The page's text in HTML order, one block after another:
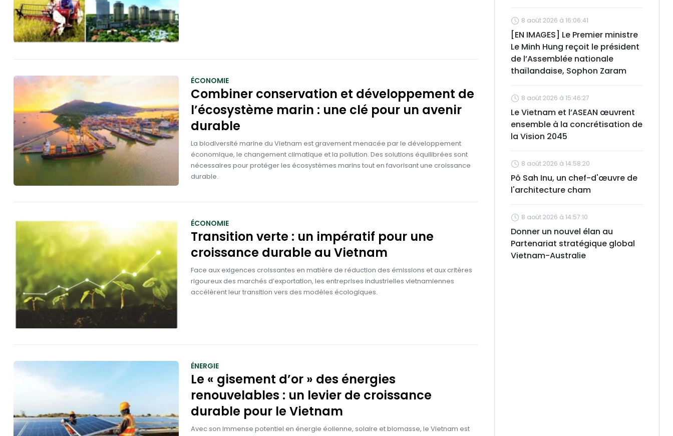
ÉCONOMIE
Combiner conservation et développement de
l’écosystème marin : une clé pour un avenir
durable
La biodiversité marine du Vietnam est gravement menacée par le développement
économique, le changement climatique et la pollution. Des solutions équilibrées sont
nécessaires pour protéger les écosystèmes marins tout en favorisant une croissance
durable.
ÉCONOMIE
Transition verte : un impératif pour une
croissance durable au Vietnam
Face aux exigences croissantes en matière de réduction des émissions et aux critères
rigoureux des marchés d’exportation, les entreprises industrielles vietnamiennes
accélèrent leur transition vers des modèles écologiques.
ÉNERGIE
Le « gisement d’or » des énergies
renouvelables : un levier de croissance
durable pour le Vietnam
Avec son immense potentiel en énergie éolienne, solaire et biomasse, le Vietnam est
8 août 2026 à 16:06:41
[EN IMAGES] Le Premier ministre
Le Minh Hung reçoit le président
de l’Assemblée nationale
thaïlandaise, Sophon Zaram
8 août 2026 à 15:46:27
Le Vietnam et l’ASEAN œuvrent
ensemble à la concrétisation de
la Vision 2045
8 août 2026 à 14:58:20
Pô Sah Inu, un chef-d'œuvre de
l'architecture cham
8 août 2026 à 14:57:10
Donner un nouvel élan au
Partenariat stratégique global
Vietnam-Australie